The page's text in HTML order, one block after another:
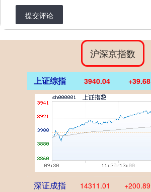
提交评论
沪深京指数
上证综指 3940.04 +39.68
深证成指 14311.01 +200.89